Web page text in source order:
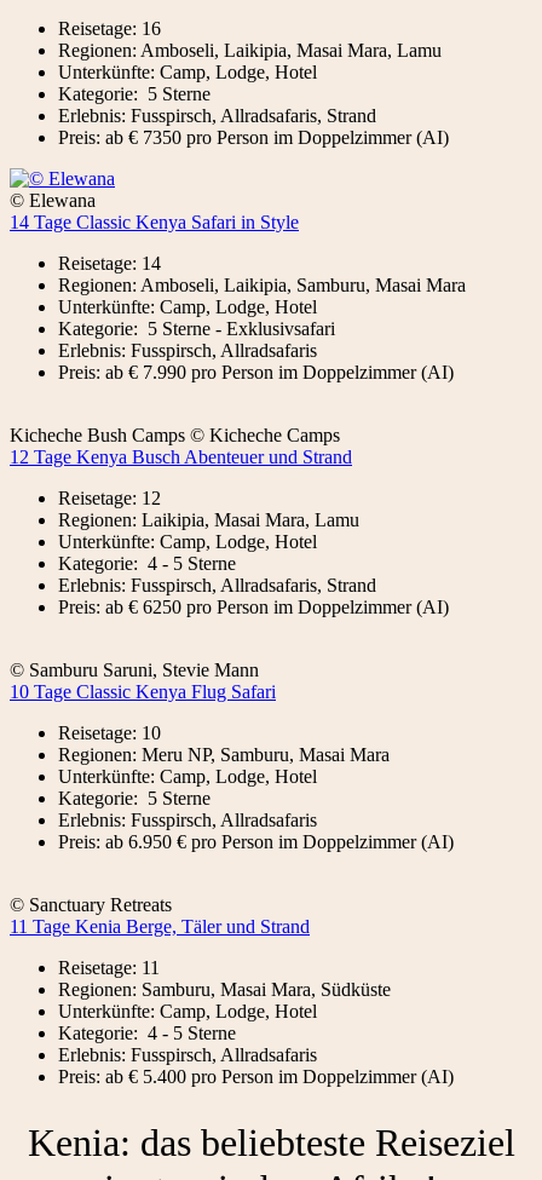
Reisetage: 16
Regionen: Amboseli, Laikipia, Masai Mara, Lamu
Unterkünfte: Camp, Lodge, Hotel
Kategorie: 5 Sterne
Erlebnis: Fusspirsch, Allradsafaris, Strand
Preis: ab € 7350 pro Person im Doppelzimmer (AI)
© Elewana
14 Tage Classic Kenya Safari in Style
Reisetage: 14
Regionen: Amboseli, Laikipia, Samburu, Masai Mara
Unterkünfte: Camp, Lodge, Hotel
Kategorie: 5 Sterne - Exklusivsafari
Erlebnis: Fusspirsch, Allradsafaris
Preis: ab € 7.990 pro Person im Doppelzimmer (AI)
Kicheche Bush Camps © Kicheche Camps
12 Tage Kenya Busch Abenteuer und Strand
Reisetage: 12
Regionen: Laikipia, Masai Mara, Lamu
Unterkünfte: Camp, Lodge, Hotel
Kategorie: 4 - 5 Sterne
Erlebnis: Fusspirsch, Allradsafaris, Strand
Preis: ab € 6250 pro Person im Doppelzimmer (AI)
© Samburu Saruni, Stevie Mann
10 Tage Classic Kenya Flug Safari
Reisetage: 10
Regionen: Meru NP, Samburu, Masai Mara
Unterkünfte: Camp, Lodge, Hotel
Kategorie: 5 Sterne
Erlebnis: Fusspirsch, Allradsafaris
Preis: ab 6.950 € pro Person im Doppelzimmer (AI)
© Sanctuary Retreats
11 Tage Kenia Berge, Täler und Strand
Reisetage: 11
Regionen: Samburu, Masai Mara, Südküste
Unterkünfte: Camp, Lodge, Hotel
Kategorie: 4 - 5 Sterne
Erlebnis: Fusspirsch, Allradsafaris
Preis: ab € 5.400 pro Person im Doppelzimmer (AI)
Kenia: das beliebteste Reiseziel